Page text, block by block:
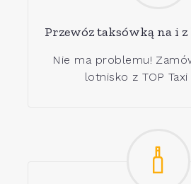
Przewóz taksówką na i
Nie ma problemu!
lotnisko z TOP Taxi